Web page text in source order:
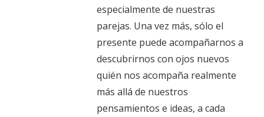
especialmente de nuestras
parejas. Una vez más, sólo el
presente puede acompañarnos a
descubrirnos con ojos nuevos
quién nos acompaña realmente
más allá de nuestros
pensamientos e ideas, a cada